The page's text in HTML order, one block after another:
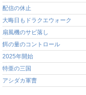
配信の休止
大晦日もドラクエウォーク
扇風機のサビ落し
餌の量のコントロール
2025年開始
特亜の三国
アシダカ軍曹